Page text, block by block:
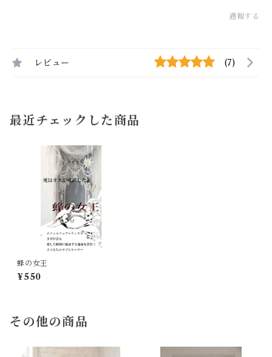
通報する
レビュー (7)
最近チェックした商品
蜂の女王
¥550
その他の商品